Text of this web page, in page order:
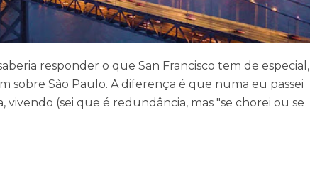
responder o que San Francisco tem de especial,
sobre São Paulo. A diferença é que numa eu passei
vivendo (sei que é redundância, mas "se chorei ou se